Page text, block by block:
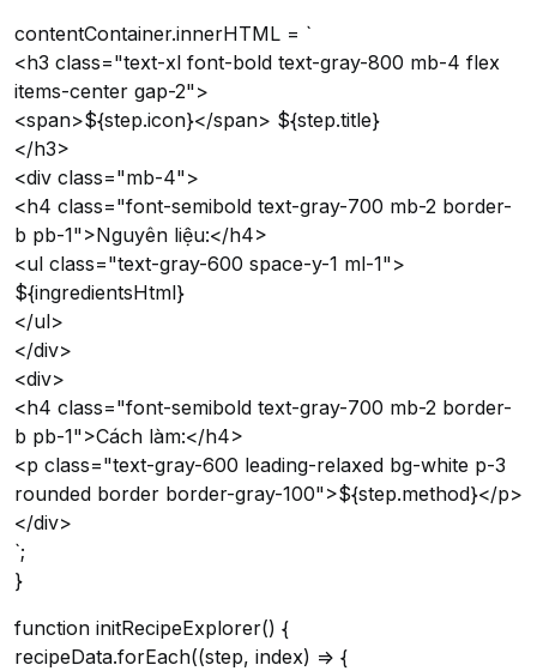
contentContainer.innerHTML = `
<h3 class="text-xl font-bold text-gray-800 mb-4 flex
items-center gap-2">
<span>${step.icon}</span> ${step.title}
</h3>
<div class="mb-4">
<h4 class="font-semibold text-gray-700 mb-2 border-
b pb-1">Nguyên liệu:</h4>
<ul class="text-gray-600 space-y-1 ml-1">
${ingredientsHtml}
</ul>
</div>
<div>
<h4 class="font-semibold text-gray-700 mb-2 border-
b pb-1">Cách làm:</h4>
<p class="text-gray-600 leading-relaxed bg-white p-3
rounded border border-gray-100">${step.method}</p>
</div>
`;
}
function initRecipeExplorer() {
recipeData.forEach((step, index) => {